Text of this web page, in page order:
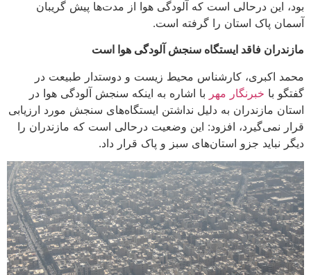
بود، این درحالی است که آلودگی هوا از مدت‌ها پیش گریبان
آسمان پاک استان را گرفته است.
مازندران فاقد ایستگاه سنجش آلودگی هوا است
محمد اکبری، کارشناس محیط زیست و دوستدار طبیعت در
گفتگو با خبرنگار مهر با اشاره به اینکه سنجش آلودگی هوا در
استان مازندران به دلیل نداشتن ایستگاه‌های سنجش مورد ارزیابی
قرار نمی‌گیرد، افزود: این وضعیت درحالی است که مازندران را
دیگر نباید جزو استان‌های سبز و پاک قرار داد.